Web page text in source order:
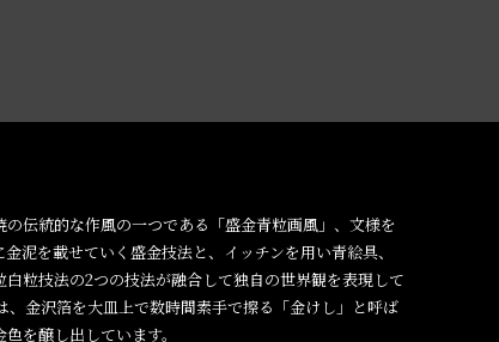
伝統的な作風の一つである「盛金青粒画風」、文様を
泥を載せていく盛金技法と、イッチンを用い青絵具、
粒技法の2つの技法が融合して独自の世界観を表現して
、金沢箔を大皿上で数時間素手で擦る「金けし」と呼ば
を醸し出しています。